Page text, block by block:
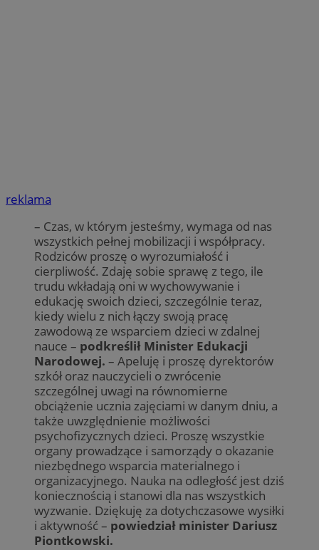
reklama
– Czas, w którym jesteśmy, wymaga od nas
wszystkich pełnej mobilizacji i współpracy.
Rodziców proszę o wyrozumiałość i
cierpliwość. Zdaję sobie sprawę z tego, ile
trudu wkładają oni w wychowywanie i
edukację swoich dzieci, szczególnie teraz,
kiedy wielu z nich łączy swoją pracę
zawodową ze wsparciem dzieci w zdalnej
nauce – podkreślił Minister Edukacji
Narodowej. – Apeluję i proszę dyrektorów
szkół oraz nauczycieli o zwrócenie
szczególnej uwagi na równomierne
obciążenie ucznia zajęciami w danym dniu, a
także uwzględnienie możliwości
psychofizycznych dzieci. Proszę wszystkie
organy prowadzące i samorządy o okazanie
niezbędnego wsparcia materialnego i
organizacyjnego. Nauka na odległość jest dziś
koniecznością i stanowi dla nas wszystkich
wyzwanie. Dziękuję za dotychczasowe wysiłki
i aktywność – powiedział minister Dariusz
Piontkowski.